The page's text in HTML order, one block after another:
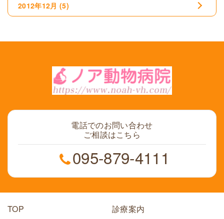
2012年12月 (5)
電話でのお問い合わせ
ご相談はこちら
095-879-4111
TOP 診療案内